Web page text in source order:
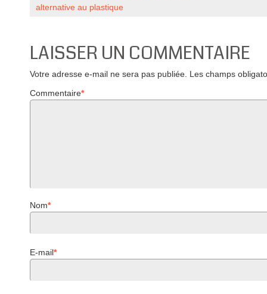
alternative au plastique
LAISSER UN COMMENTAIRE
Votre adresse e-mail ne sera pas publiée. Les champs
Commentaire*
Nom*
E-mail*